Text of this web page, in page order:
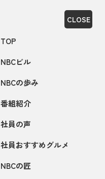
MENU
CLOSE
TOP
NBCビル
NBCの歩み
番組紹介
社員の声
社員おすすめグルメ
NBCの匠